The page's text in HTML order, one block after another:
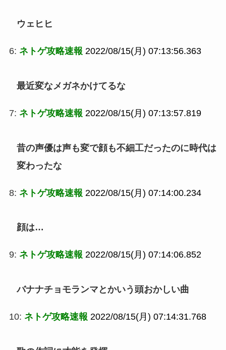
ウェヒヒ
6: ネトゲ攻略速報 2022/08/15(月) 07:13:56.363
最近変なメガネかけてるな
7: ネトゲ攻略速報 2022/08/15(月) 07:13:57.819
昔の声優は声も変で顔も不細工だったのに時代は
変わったな
8: ネトゲ攻略速報 2022/08/15(月) 07:14:00.234
顔は…
9: ネトゲ攻略速報 2022/08/15(月) 07:14:06.852
バナナチョモランマとかいう頭おかしい曲
10: ネトゲ攻略速報 2022/08/15(月) 07:14:31.768